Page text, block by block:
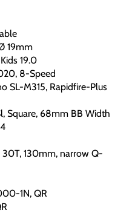
19mm
19.0
8-Speed
SL-M315, Rapidfire-Plus
Square, 68mm BB Width
130mm, narrow Q-
1N, QR